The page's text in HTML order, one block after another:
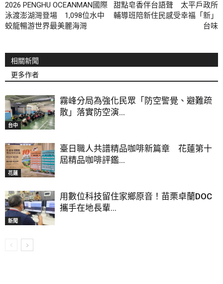
2026 PENGHU OCEANMAN國際
泳渡澎湖灣登場 1,098位水中
蛟龍暢游世界最美麗海灣
甜點皂香伴台語聲 太平戶政所
輔導班陪新住民感受幸福「新」
台味
相關新聞
更多作者
台中
霧峰分局為強化民眾「防空警覺、避難疏
散」落實防空演...
花蓮
臺日職人共譜精品咖啡新篇章 花蓮第十
屆精品咖啡評鑑...
新聞
用數位科技留住家鄉原音！苗栗卓蘭DOC
攜手在地長輩...